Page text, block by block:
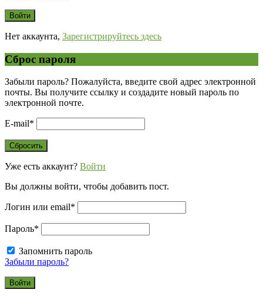
Нет аккаунта, Зарегистрируйтесь здесь
Сброс пароля
Забыли пароль? Пожалуйста, введите свой адрес электронной
почты. Вы получите ссылку и создадите новый пароль по
электронной почте.
E-mail*
Уже есть аккаунт? Войти
Вы должны войти, чтобы добавить пост.
Логин или email*
Пароль*
Запомнить пароль
Забыли пароль?